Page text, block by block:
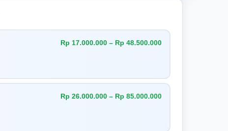
Rp 17.000.000 – Rp 48.500.000
Rp 26.000.000 – Rp 85.000.000